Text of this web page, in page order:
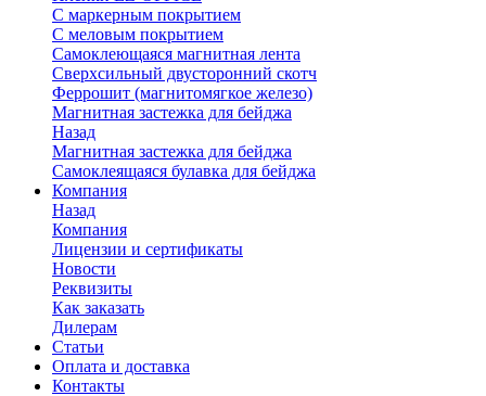
С маркерным покрытием
С меловым покрытием
Самоклеющаяся магнитная лента
Сверхсильный двусторонний скотч
Феррошит (магнитомягкое железо)
Магнитная застежка для бейджа
Назад
Магнитная застежка для бейджа
Самоклеящаяся булавка для бейджа
Компания
Назад
Компания
Лицензии и сертификаты
Новости
Реквизиты
Как заказать
Дилерам
Статьи
Оплата и доставка
Контакты